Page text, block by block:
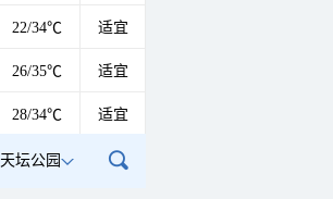
22/34℃ 适宜
26/35℃ 适宜
28/34℃ 适宜
天坛公园